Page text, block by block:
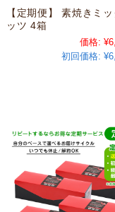
【定期便】 素焼きミ
ッツ 4箱
価格:
初回価格: